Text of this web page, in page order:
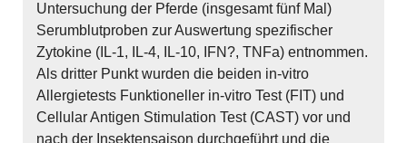
Untersuchung der Pferde (insgesamt fünf Mal)
Serumblutproben zur Auswertung spezifischer
Zytokine (IL-1, IL-4, IL-10, IFN?, TNFa) entnommen.
Als dritter Punkt wurden die beiden in-vitro
Allergietests Funktioneller in-vitro Test (FIT) und
Cellular Antigen Stimulation Test (CAST) vor und
nach der Insektensaison durchgeführt und die